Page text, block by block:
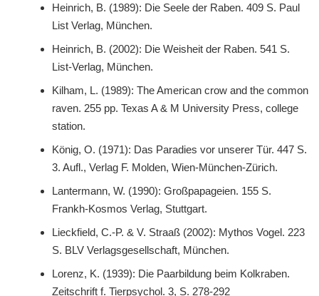
Heinrich, B. (1989): Die Seele der Raben. 409 S. Paul
List Verlag, München.
Heinrich, B. (2002): Die Weisheit der Raben. 541 S.
List-Verlag, München.
Kilham, L. (1989): The American crow and the common
raven. 255 pp. Texas A & M University Press, college
station.
König, O. (1971): Das Paradies vor unserer Tür. 447 S.
3. Aufl., Verlag F. Molden, Wien-München-Zürich.
Lantermann, W. (1990): Großpapageien. 155 S.
Frankh-Kosmos Verlag, Stuttgart.
Lieckfield, C.-P. & V. Straaß (2002): Mythos Vogel. 223
S. BLV Verlagsgesellschaft, München.
Lorenz, K. (1939): Die Paarbildung beim Kolkraben.
Zeitschrift f. Tierpsychol. 3, S. 278-292